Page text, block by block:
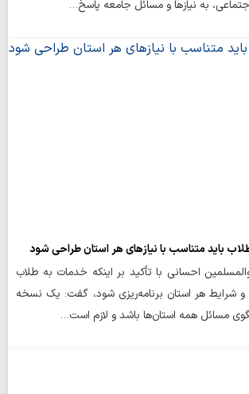
به نیازها و مسائل جامعه پاسخ…
باید متناسب با نیازهای هر استان طراحی شود
احسانی با تأکید بر اینکه خدمات به طلاب
و شرایط هر استان برنامه‌ریزی شود، گفت: یک نسخه
مسائل همه استان‌ها باشد و لازم است…